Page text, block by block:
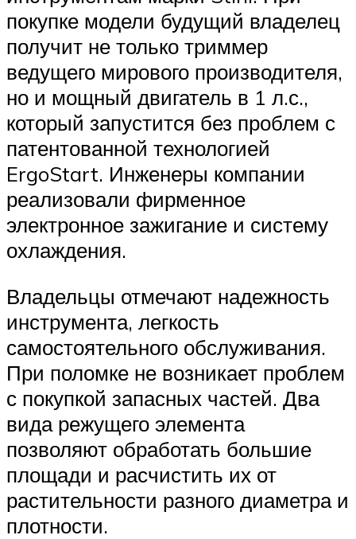
покупке модели будущий владелец
получит не только триммер
ведущего мирового производителя,
но и мощный двигатель в 1 л.с.,
который запустится без проблем с
патентованной технологией
ErgoStart. Инженеры компании
реализовали фирменное
электронное зажигание и систему
охлаждения.
Владельцы отмечают надежность
инструмента, легкость
самостоятельного обслуживания.
При поломке не возникает проблем
с покупкой запасных частей. Два
вида режущего элемента
позволяют обработать большие
площади и расчистить их от
растительности разного диаметра и
плотности.